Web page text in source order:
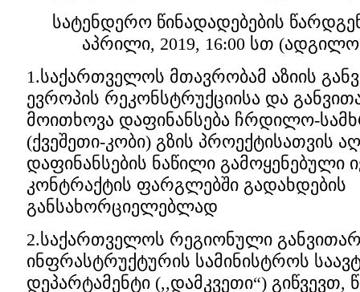
სატენდერო წინადადებების
აპრილი, 2019, 16:00 სთ
1.საქართველოს მთავრობამ აზიის
ევროპის რეკონსტრუქციისა და
მოითხოვა დაფინანსება ჩრდილო-
(ქვეშეთი-კობი) გზის პროექტისათვის
დაფინანსების ნაწილი გამოყენებული
კონტრაქტის ფარგლებში გადახდების
განსახორციელებლად
2.საქართველოს რეგიონული
ინფრასტრუქტურის სამინისტროს
დეპარტამენტი (,,დამკვეთი“)